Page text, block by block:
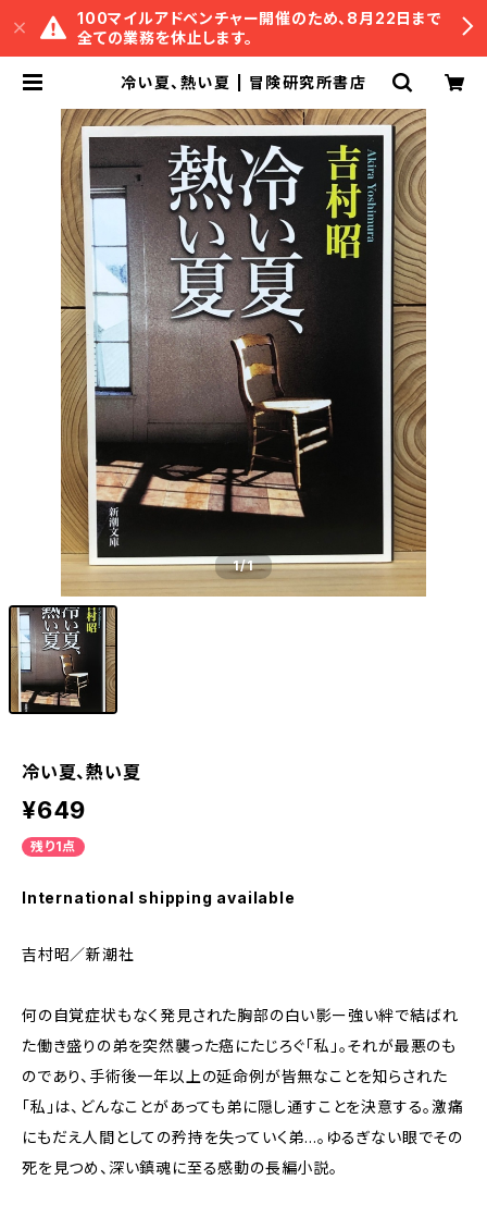
100マイルアドベンチャー開催のため、8月22日まで
全ての業務を休止します。
冷い夏、熱い夏 | 冒険研究所書店
1/1
冷い夏、熱い夏
¥649
残り1点
International shipping available
吉村昭／新潮社
何の自覚症状もなく発見された胸部の白い影ー強い絆で結ばれ
た働き盛りの弟を突然襲った癌にたじろぐ「私」。それが最悪のも
のであり、手術後一年以上の延命例が皆無なことを知らされた
「私」は、どんなことがあっても弟に隠し通すことを決意する。激痛
にもだえ人間としての矜持を失っていく弟…。ゆるぎない眼でその
死を見つめ、深い鎮魂に至る感動の長編小説。